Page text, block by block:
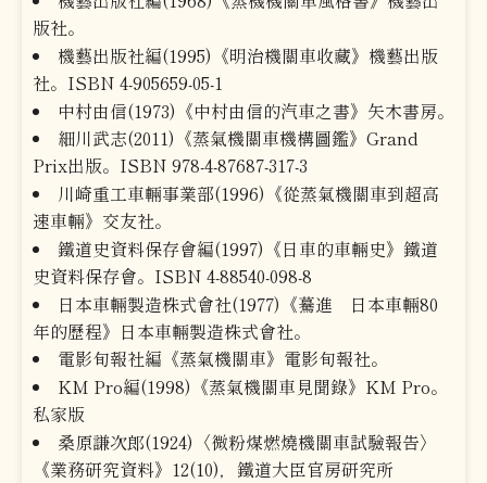
版社。
機藝出版社編(1995)《明治機關車收藏》機藝出版
社。ISBN 4-905659-05-1
中村由信(1973)《中村由信的汽車之書》矢木書房。
細川武志(2011)《蒸氣機關車機構圖鑑》Grand
Prix出版。ISBN 978-4-87687-317-3
川崎重工車輛事業部(1996)《從蒸氣機關車到超高
速車輛》交友社。
鐵道史資料保存會編(1997)《日車的車輛史》鐵道
史資料保存會。ISBN 4-88540-098-8
日本車輛製造株式會社(1977)《驀進 日本車輛80
年的歷程》日本車輛製造株式會社。
電影旬報社編《蒸氣機關車》電影旬報社。
KM Pro編(1998)《蒸氣機關車見聞錄》KM Pro。
私家版
桑原謙次郎(1924)〈微粉煤燃燒機關車試驗報告〉
《業務研究資料》12(10)，鐵道大臣官房研究所